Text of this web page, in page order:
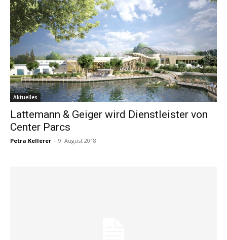
Aktuelles
Lattemann & Geiger wird Dienstleister von
Center Parcs
Petra Kellerer - 9. August 2018